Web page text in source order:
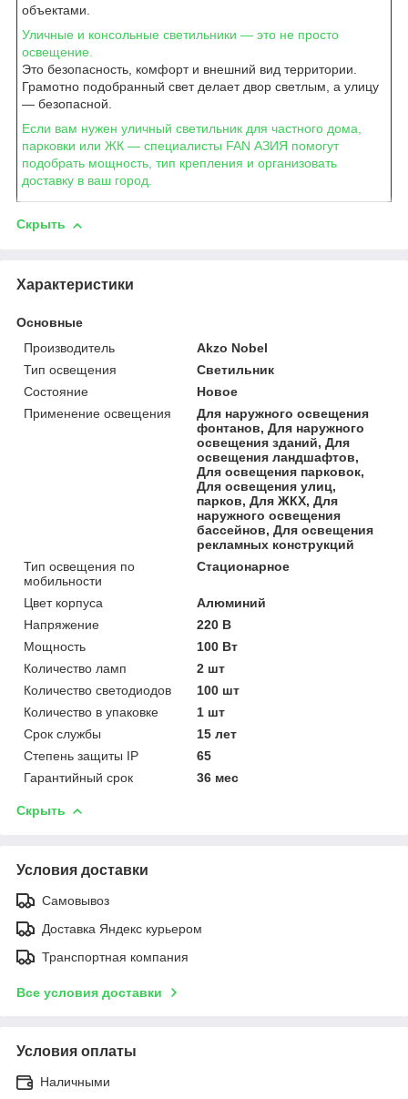
объектами.
Уличные и консольные светильники — это не просто
освещение.
Это безопасность, комфорт и внешний вид территории.
Грамотно подобранный свет делает двор светлым, а улицу
— безопасной.
Если вам нужен уличный светильник для частного дома,
парковки или ЖК — специалисты FAN АЗИЯ помогут
подобрать мощность, тип крепления и организовать
доставку в ваш город.
Скрыть
Характеристики
Основные
Производитель
Akzo Nobel
Тип освещения
Светильник
Состояние
Новое
Применение освещения
Для наружного освещения
фонтанов, Для наружного
освещения зданий, Для
освещения ландшафтов,
Для освещения парковок,
Для освещения улиц,
парков, Для ЖКХ, Для
наружного освещения
бассейнов, Для освещения
рекламных конструкций
Тип освещения по
мобильности
Стационарное
Цвет корпуса
Алюминий
Напряжение
220 В
Мощность
100 Вт
Количество ламп
2 шт
Количество светодиодов
100 шт
Количество в упаковке
1 шт
Срок службы
15 лет
Степень защиты IP
65
Гарантийный срок
36 мес
Скрыть
Условия доставки
Самовывоз
Доставка Яндекс курьером
Транспортная компания
Все условия доставки
Условия оплаты
Наличными